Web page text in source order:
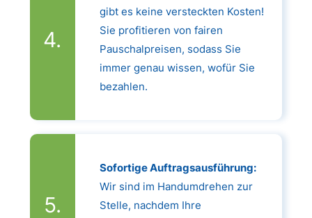
gibt es keine versteckten Kosten!
Sie profitieren von fairen
Pauschalpreisen, sodass Sie
immer genau wissen, wofür Sie
bezahlen.
Sofortige Auftragsausführung:
Wir sind im Handumdrehen zur
Stelle, nachdem Ihre